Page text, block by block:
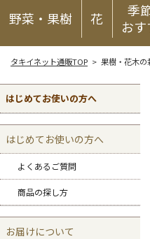
野菜・果樹 花
季
お
タキイネット通販TOP > 果樹・花木の
はじめてお使いの方へ
はじめてお使いの方へ
よくあるご質問
商品の探し方
お届けについて